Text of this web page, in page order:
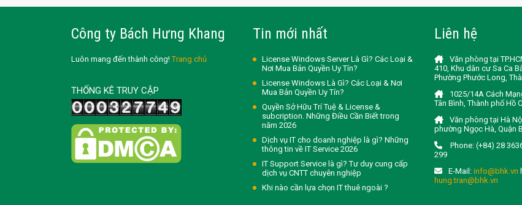
Công ty Bách Hưng Khang
Luôn mang đến thành công!Trang chủ
THỐNG KÊ TRUY CẬP
Tin mới nhất
License Windows Server Là Gì? Các Loại &
Nơi Mua Bản Quyền Uy Tín?
License Windows Là Gì? Các Loại & Nơi
Mua Bản Quyền Uy Tín?
Quyền Sở Hữu Trí Tuệ & License &
subcription. Những Điều Cần Biết trong
năm 2026
Dịch vụ IT cho doanh nghiệp là gì? Những
thông tin về IT Service 2026
IT Support Service là gì? Tư duy cung cấp
dịch vụ CNTT chuyên nghiệp
Khi nào cần lựa chọn IT thuê ngoài ?
Liên hệ
Văn phòng tại
410, Khu dân cư Sa Ca
Phường Phước Long,
1025/14A Cách
Tân Bình, Thành phố Hồ
Văn phòng tại Hà
phường Ngọc Hà, Quận
Phone: (+84) 28
299
E-Mail:info@bhk.vn
hung.tran@bhk.vn